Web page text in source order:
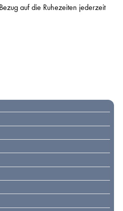
auf die Ruhezeiten jederzeit